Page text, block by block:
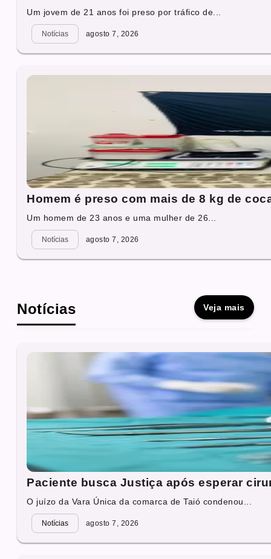
Um jovem de 21 anos foi preso por tráfico de...
Notícias agosto 7, 2026
Homem é preso com mais de 8 kg de
Um homem de 23 anos e uma mulher de 26...
Notícias agosto 7, 2026
Notícias Veja mais
Paciente busca Justiça após esperar
O juízo da Vara Única da comarca de Taió condenou...
Notícias agosto 7, 2026